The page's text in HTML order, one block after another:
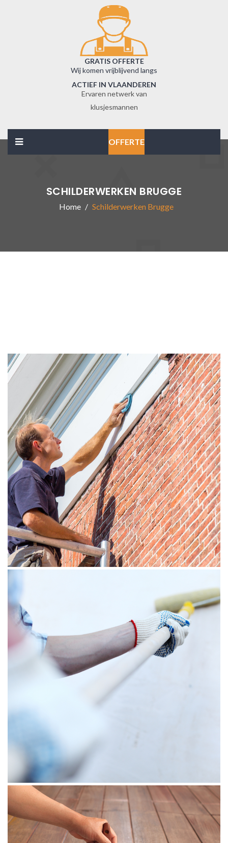
GRATIS OFFERTE
Wij komen vrijblijvend langs
ACTIEF IN VLAANDEREN
Ervaren netwerk van
klusjesmannen
OFFERTE
SCHILDERWERKEN BRUGGE
Home Schilderwerken Brugge